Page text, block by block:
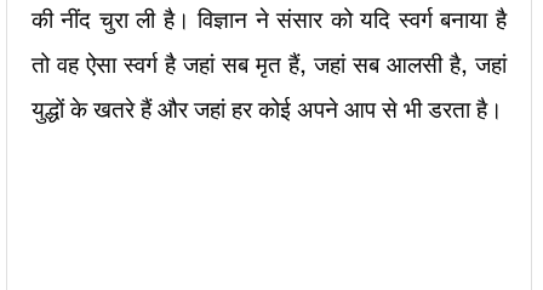
की नींद चुरा ली है। विज्ञान ने संसार को यदि स्वर्ग बनाया है
तो वह ऐसा स्वर्ग है जहां सब मृत हैं, जहां सब आलसी है, जहां
युद्धों के खतरे हैं और जहां हर कोई अपने आप से भी डरता है।